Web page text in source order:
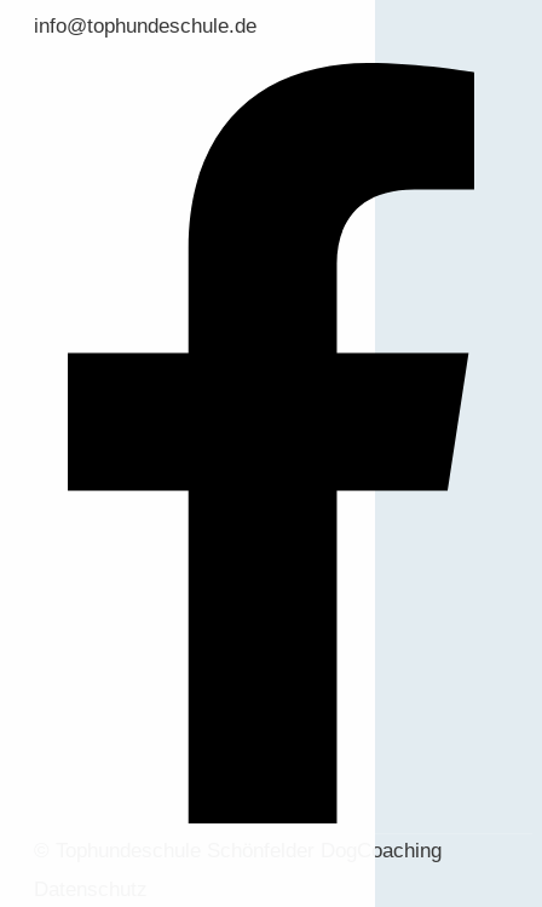
info@tophundeschule.de
© Tophundeschule Schönfelder DogCoaching